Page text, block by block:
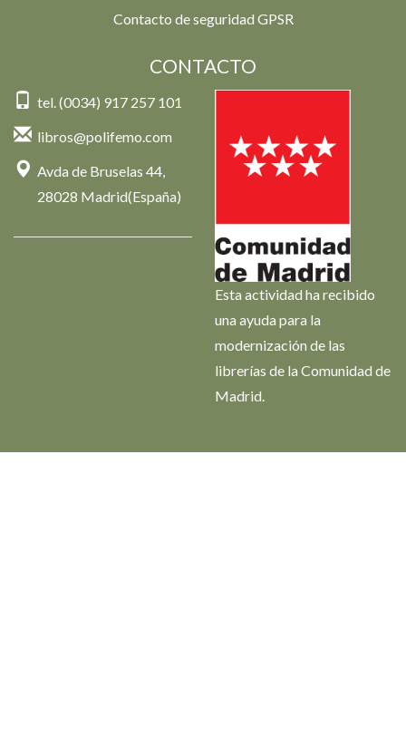
Contacto de seguridad GPSR
CONTACTO
tel. (0034) 917 257 101
libros@polifemo.com
Avda de Bruselas 44,
28028 Madrid(España)
Esta actividad ha recibido
una ayuda para la
modernización de las
librerías de la Comunidad de
Madrid.